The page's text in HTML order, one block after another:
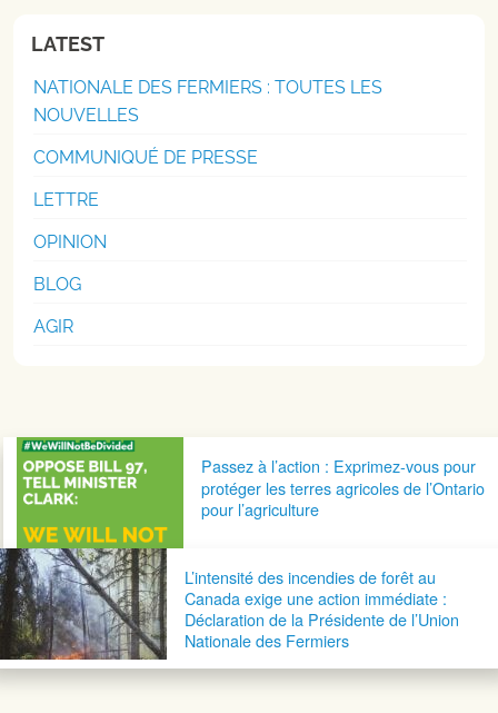
LATEST
NATIONALE DES FERMIERS : TOUTES LES
NOUVELLES
COMMUNIQUÉ DE PRESSE
LETTRE
OPINION
BLOG
AGIR
Navigation postalePassez à l’action : Exprimez-vous pour
protéger les terres agricoles de l’Ontario
pour l’agriculture
L’intensité des incendies de forêt au
Canada exige une action immédiate :
Déclaration de la Présidente de l’Union
Nationale des Fermiers